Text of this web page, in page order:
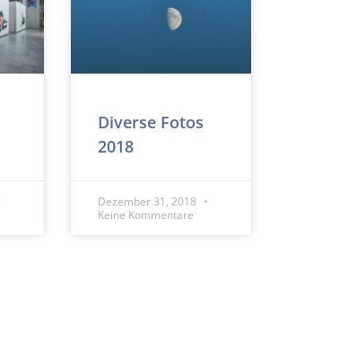
Diverse Fotos
2018
Dezember 31, 2018
Keine Kommentare